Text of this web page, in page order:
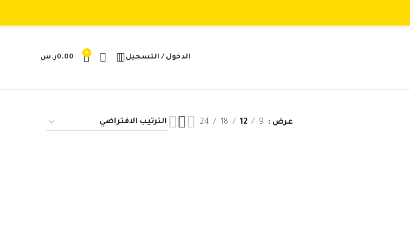
الدخول / التسجيل
0
0.00ر.س
عرض 9
12
18
24